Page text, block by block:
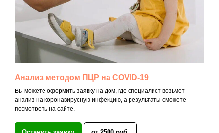
Анализ методом ПЦР на COVID-19
Вы можете оформить заявку на дом, где специалист возьмет
анализ на коронавирусную инфекцию, а результаты сможете
посмотреть на сайте.